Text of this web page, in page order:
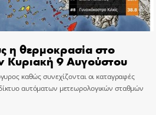
η θερμοκρασία στο
Κυριακή 9 Αυγούστου
καθώς συνεχίζονται οι καταγραφές
αυτόματων μετεωρολογικών σταθμών